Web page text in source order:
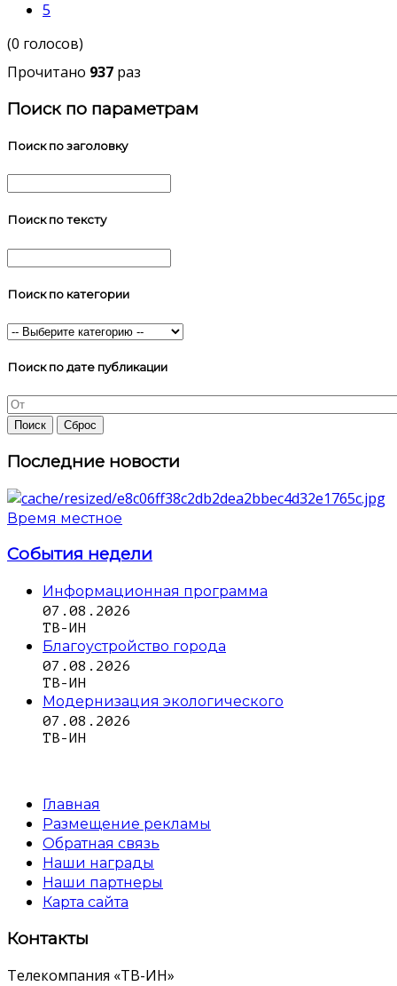
5
(0 голосов)
Прочитано 937 раз
Поиск по параметрам
Поиск по заголовку
Поиск по тексту
Поиск по категории
Поиск по дате публикации
Последние новости
Время местное
События недели
Информационная программа
07.08.2026
ТВ-ИН
Благоустройство города
07.08.2026
ТВ-ИН
Модернизация экологического
07.08.2026
ТВ-ИН
Главная
Размещение рекламы
Обратная связь
Наши награды
Наши партнеры
Карта сайта
Контакты
Телекомпания «ТВ-ИН»